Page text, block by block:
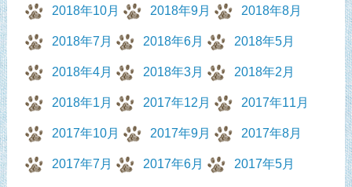
2018年10月 2018年9月 2018年8月
2018年7月 2018年6月 2018年5月
2018年4月 2018年3月 2018年2月
2018年1月 2017年12月 2017年11月
2017年10月 2017年9月 2017年8月
2017年7月 2017年6月 2017年5月